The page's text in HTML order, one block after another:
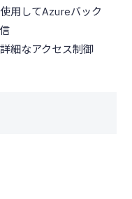
用してAzureバック
細なアクセス制御